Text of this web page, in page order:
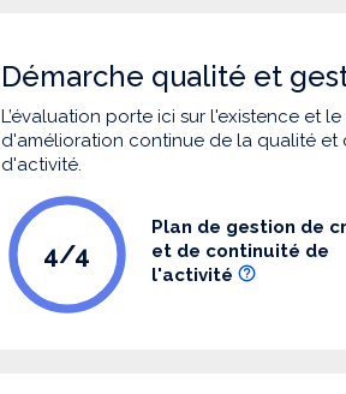
Démarche qualité et
L’évaluation porte ici sur l'existence et
d'amélioration continue de la qualité
d'activité.
4/4
Plan de gestion de
et de continuité de
l'activité